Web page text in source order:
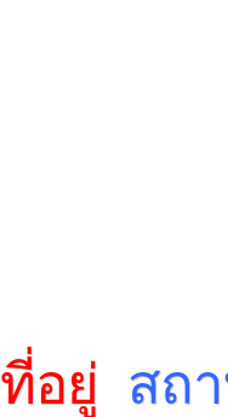
ที่อยู่ สถ